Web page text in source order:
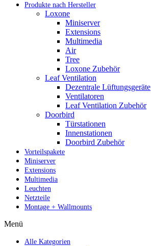
Produkte nach Hersteller
Loxone
Miniserver
Extensions
Multimedia
Air
Tree
Loxone Zubehör
Leaf Ventilation
Dezentrale Lüftungsgeräte
Ventilatoren
Leaf Ventilation Zubehör
Doorbird
Türstationen
Innenstationen
Doorbird Zubehör
Vorteilspakete
Miniserver
Extensions
Multimedia
Leuchten
Netzteile
Montage + Wallmounts
Menü
Alle Kategorien